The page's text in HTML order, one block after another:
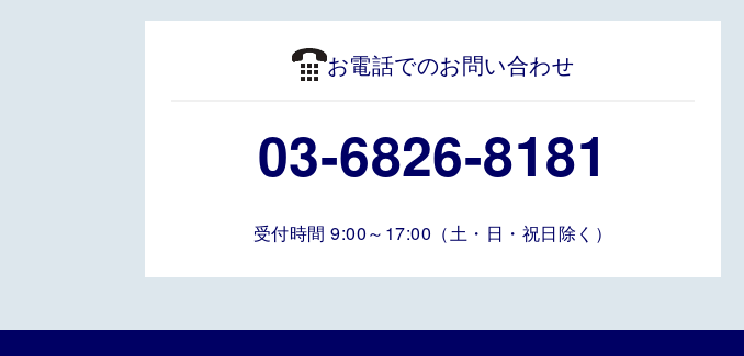
お電話でのお問い合わせ
03-6826-8181
受付時間 9:00～17:00（土・日・祝日除く）